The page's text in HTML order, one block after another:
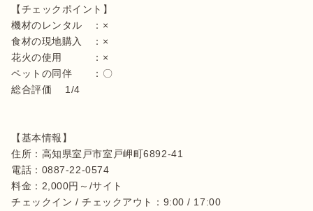
【チェックポイント】
機材のレンタル　：×
食材の現地購入　：×
花火の使用　　　：×
ペットの同伴　　：〇
総合評価 　1/4
【基本情報】
住所：高知県室戸市室戸岬町6892-41
電話：0887-22-0574
料金：2,000円～/サイト
チェックイン / チェックアウト：9:00 / 17:00